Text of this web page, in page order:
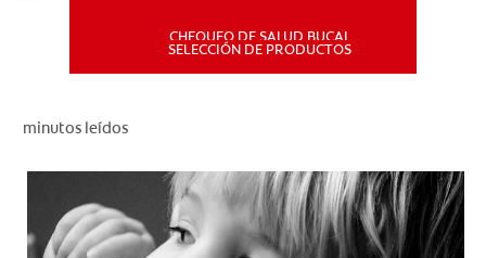
PARA PROFESIONALES
CHEQUEO DE SALUD BUCAL
SELECCIÓN DE PRODUCTOS
minutos leídos